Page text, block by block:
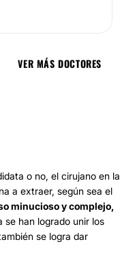
VER MÁS DOCTORES
o no, el cirujano en la
a extraer, según sea el
minucioso y complejo,
se han logrado unir los
se logra dar